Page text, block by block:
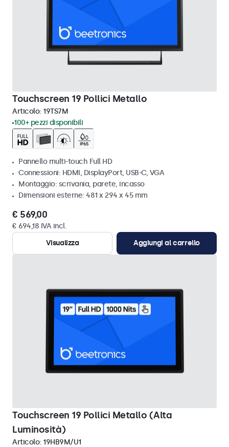
Touchscreen 19 Pollici Metallo
Articolo: 19TS7M
100+ pezzi disponibili
Pannello multi-touch Full HD
Connessioni: HDMI, DisplayPort, USB-C, VGA
Montaggio: scrivania, parete, incasso
Dimensioni esterne: 481 x 294 x 45 mm
€ 569,00
€ 694,18 IVA incl.
Visualizza
Aggiungi al carrello
Touchscreen 19 Pollici Metallo (Alta
Luminosità)
Articolo: 19HB9M/U1